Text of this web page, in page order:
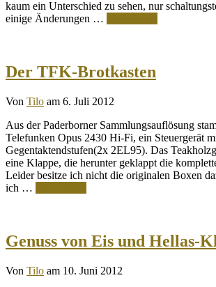
kaum ein Unterschied zu sehen, nur
einige Änderungen …
Der TFK-Brotkasten
Von Tilo am 6. Juli 2012
Aus der Paderborner Sammlungsauflösung
Telefunken Opus 2430 Hi-Fi, ein Steuergerät
Gegentaktendstufen(2x 2EL95). Das
eine Klappe, die herunter geklappt die
Leider besitze ich nicht die originalen Boxen
ich …
Genuss von Eis und Hellas-
Von Tilo am 10. Juni 2012